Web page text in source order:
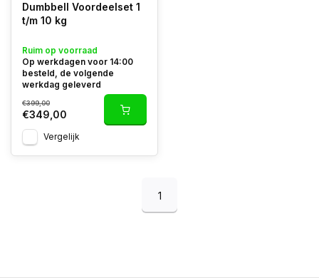
Dumbbell Voordeelset 1
t/m 10 kg
Ruim op voorraad
Op werkdagen voor 14:00
besteld, de volgende
werkdag geleverd
€399,00
€349,00
Vergelijk
1